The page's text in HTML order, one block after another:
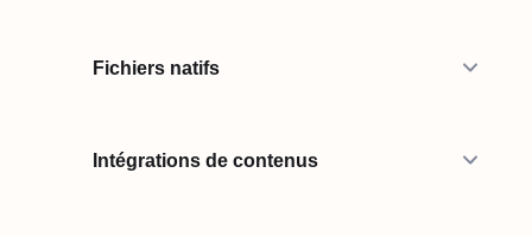
Fichiers natifs
Intégrations de contenus